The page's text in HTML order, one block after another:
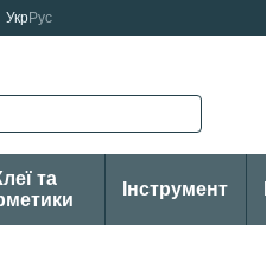
УкрРус
та
Інструмент